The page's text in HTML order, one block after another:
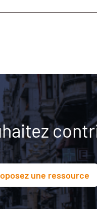
une ressource